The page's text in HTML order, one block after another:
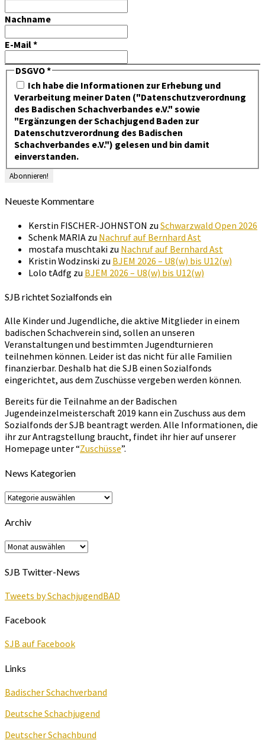
Nachname
E-Mail*
DSGVO*
Ich habe die Informationen zur Erhebung und
Verarbeitung meiner Daten ("Datenschutzverordnung
des Badischen Schachverbandes e.V." sowie
"Ergänzungen der Schachjugend Baden zur
Datenschutzverordnung des Badischen
Schachverbandes e.V.") gelesen und bin damit
einverstanden.
Neueste Kommentare
Kerstin FISCHER-JOHNSTON zu Schwarzwald Open 2026
Schenk MARIA zu Nachruf auf Bernhard Ast
mostafa muschtaki zu Nachruf auf Bernhard Ast
Kristin Wodzinski zu BJEM 2026 – U8(w) bis U12(w)
Lolo tAdfg zu BJEM 2026 – U8(w) bis U12(w)
SJB richtet Sozialfonds ein
Alle Kinder und Jugendliche, die aktive Mitglieder in einem
badischen Schachverein sind, sollen an unseren
Veranstaltungen und bestimmten Jugendturnieren
teilnehmen können. Leider ist das nicht für alle Familien
finanzierbar. Deshalb hat die SJB einen Sozialfonds
eingerichtet, aus dem Zuschüsse vergeben werden können.
Bereits für die Teilnahme an der Badischen
Jugendeinzelmeisterschaft 2019 kann ein Zuschuss aus dem
Sozialfonds der SJB beantragt werden. Alle Informationen, die
ihr zur Antragstellung braucht, findet ihr hier auf unserer
Homepage unter “Zuschüsse”.
News Kategorien
News
Kategorien
Archiv
Archiv
SJB Twitter-News
Tweets by SchachjugendBAD
Facebook
SJB auf Facebook
Links
Badischer Schachverband
Deutsche Schachjugend
Deutscher Schachbund